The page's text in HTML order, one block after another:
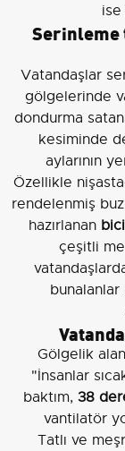
ise
Vatandaşlar
gölgelerinde
dondurma
kesiminde
aylarının
Özellikle
rendelenmiş
hazırlanan
çeşitli
Gölgelik
"İnsanlar
baktım, 38
vantilatör
Tatlı ve